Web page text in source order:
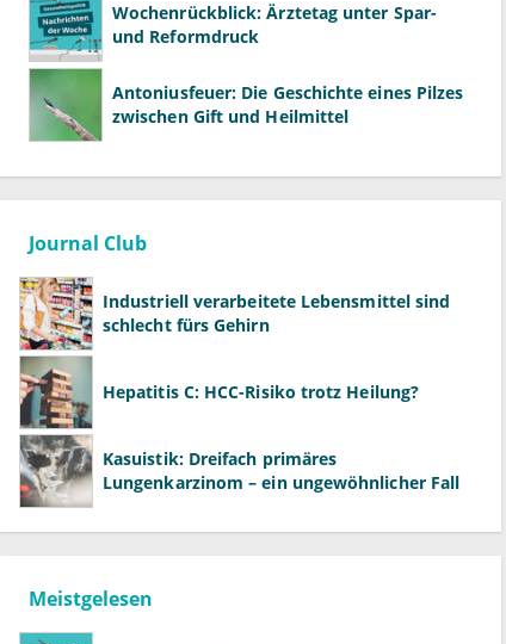
Wochenrückblick: Ärztetag unter Spar-
und Reformdruck
Antoniusfeuer: Die Geschichte eines Pilzes
zwischen Gift und Heilmittel
Journal Club
Industriell verarbeitete Lebensmittel sind
schlecht fürs Gehirn
Hepatitis C: HCC-Risiko trotz Heilung?
Kasuistik: Dreifach primäres
Lungenkarzinom – ein ungewöhnlicher Fall
Meistgelesen